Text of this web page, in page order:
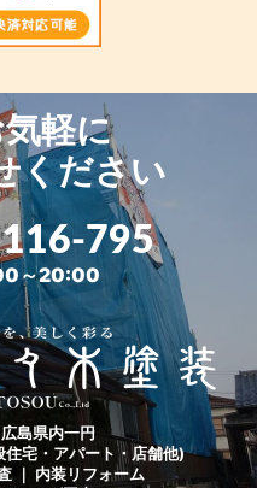
軽に
ください
795
～20:00
島県内一円
宅・アパート・店舗他)
｜ 内装リフォーム